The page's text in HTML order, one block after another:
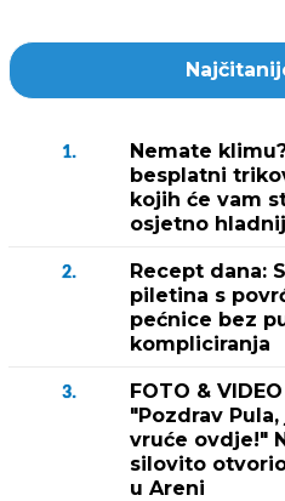
1.
Nemate
besplatni
kojih će vam
osjetno
2.
Recept dana:
piletina s
pećnice bez
kompliciranja
3.
FOTO &
"Pozdrav Pula,
vruće ovdje!"
silovito
u Areni